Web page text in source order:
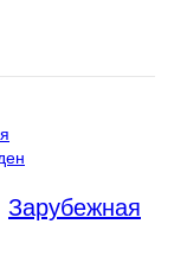
Зарубежная